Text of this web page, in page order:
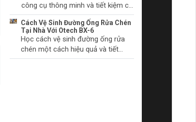
công cụ thông minh và tiết kiệm chi
phí với dây điện thừa. Biến không
gian làm việc của bạn trở nên gọn
gàng và khoa học.
Cách Vệ Sinh Đường Ống Rửa Chén
Tại Nhà Với Otech BX-6
Học cách vệ sinh đường ống rửa
chén một cách hiệu quả và tiết
kiệm thời gian tại nhà với sản phẩm